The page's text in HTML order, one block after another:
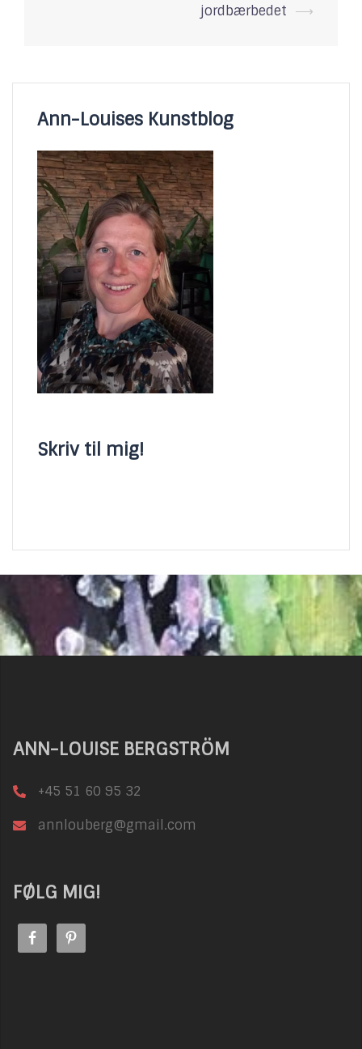
jordbærbedet ⟶
Ann-Louises Kunstblog
Skriv til mig!
ANN-LOUISE BERGSTRÖM
+45 51 60 95 32
annlouberg@gmail.com
FØLG MIG!